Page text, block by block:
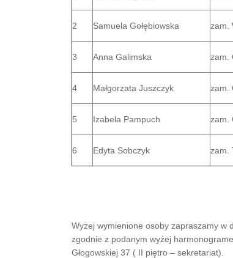
2 Samuela Gołębiowska zam.
3 Anna Galimska zam.
4 Małgorzata Juszczyk zam.
5 Izabela Pampuch zam.
6 Edyta Sobczyk zam.
Wyżej wymienione osoby zapraszamy w
zgodnie z podanym wyżej
Głogowskiej 37 ( II piętro – sekretariat).